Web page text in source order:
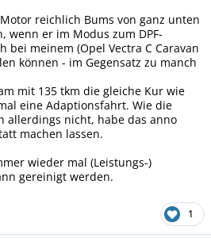
reichlich Bums von ganz unten
wenn er im Modus zum DPF-
bei meinem (Opel Vectra C Caravan
können - im Gegensatz zu manch
mit 135 tkm die gleiche Kur wie
eine Adaptionsfahrt. Wie die
allerdings nicht, habe das anno
machen lassen.
wieder mal (Leistungs-)
gereinigt werden.
1